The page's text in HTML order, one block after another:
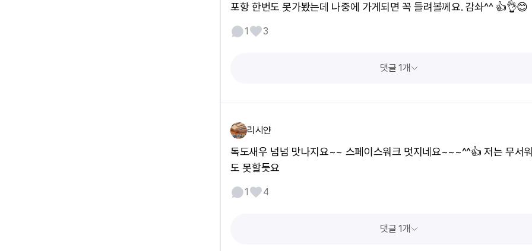
포항 한번도 못가봤는데 나중에 가게되면 꼭 들려볼께요. 감솨^^ 👍👌😊
1 3
댓글 1개
리시얀
독도새우 넘넘 맛나지요~~ 스페이스워크 멋지네요~~~^^👍 저는 무서
도 못할듯요
1 4
댓글 1개